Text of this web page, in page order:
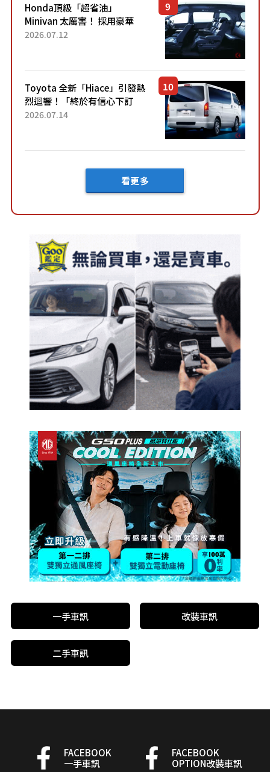
Honda頂級「超省油」
Minivan 太厲害！ 採用豪華
「真皮座椅」與專屬「黑色內
「三...
2026.07.12
Toyota 全新「Hiace」引發熱
烈迴響！「終於有信心下訂
了！」「哪個等級交車最
車？...
2026.07.14
看更多
一手車訊 改裝車訊
二手車訊
FACEBOOK
一手車訊
FACEBOOK
OPTION改裝車訊